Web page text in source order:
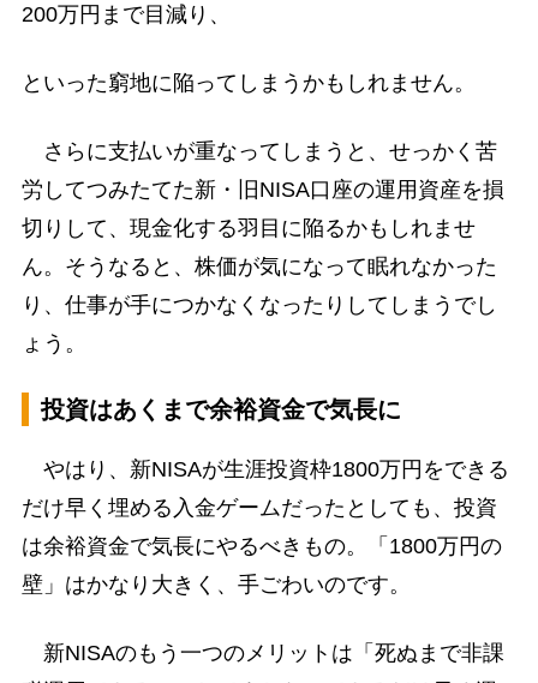
200万円まで目減り、
といった窮地に陥ってしまうかもしれません。
さらに支払いが重なってしまうと、せっかく苦
労してつみたてた新・旧NISA口座の運用資産を損
切りして、現金化する羽目に陥るかもしれませ
ん。そうなると、株価が気になって眠れなかった
り、仕事が手につかなくなったりしてしまうでし
ょう。
投資はあくまで余裕資金で気長に
やはり、新NISAが生涯投資枠1800万円をできる
だけ早く埋める入金ゲームだったとしても、投資
は余裕資金で気長にやるべきもの。「1800万円の
壁」はかなり大きく、手ごわいのです。
新NISAのもう一つのメリットは「死ぬまで非課